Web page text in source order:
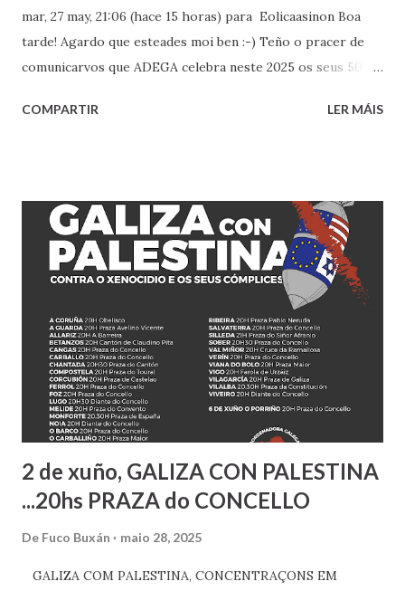
mar, 27 may, 21:06 (hace 15 horas) para Eolicaasinon Boa
tarde! Agardo que esteades moi ben :-) Teño o pracer de
comunicarvos que ADEGA celebra neste 2025 os seus 50
medio ambiente galego. Para conmemorar esta data,
que partillamos causa e coas que agardamos que sigamos
sumando por moitos máis anos na defensa da terra e do
medio ambiente galego! A xornada combinará unha ampla
feira de produtos agro , ecolóxicos, de artesanía e de
colectivos, xunto con mesas redondas, xogos tradicionais,
proxección documental, encontro solar e concertos ata a
madrugada , entre eles, de Loita Amada, Filophóbicas ou
Catro nun zoco. ADEGA quere así compartir este
aniversario con toda a cidadanía e ce...
COMPARTIR LER MÁIS
2 de xuño, GALIZA CON PALESTINA
...20hs PRAZA do CONCELLO
De Fuco Buxán maio 28, 2025
GALIZA COM PALESTINA, CONCENTRAÇONS EM